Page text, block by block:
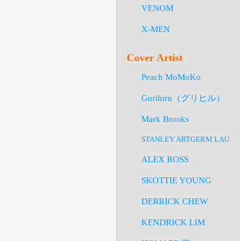
VENOM
X-MEN
Cover Artist
Peach MoMoKo
Gurihiru（グリヒル）
Mark Brooks
STANLEY ARTGERM LAU
ALEX ROSS
SKOTTIE YOUNG
DERRICK CHEW
KENDRICK LIM